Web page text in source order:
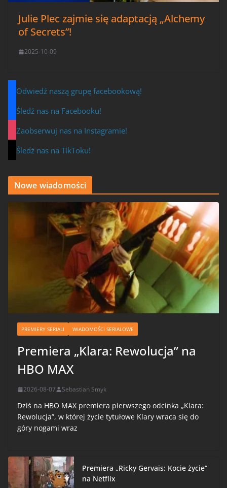
Julie Plec zajmie się adaptacją „Alchemy
of Secrets”!
2025-10-09
Odwiedź naszą grupę facebookową!
Śledź nas na Facebooku!
Zaobserwuj nas na Instagramie!
Śledź nas na TikToku!
Nowe wiadomości
PREMIERY SERIALI WIADOMOŚCI SERIALOWE
Premiera „Klara: Rewolucja” na
HBO MAX
2026-08-07 Sebastian Smyk
Dziś na HBO MAX premiera pierwszego odcinka „Klara:
Rewolucja”, w której życie tytułowe Klary wraca się do
góry nogami wraz
Premiera „Ricky Gervais: Kocie życie”
na Netflix